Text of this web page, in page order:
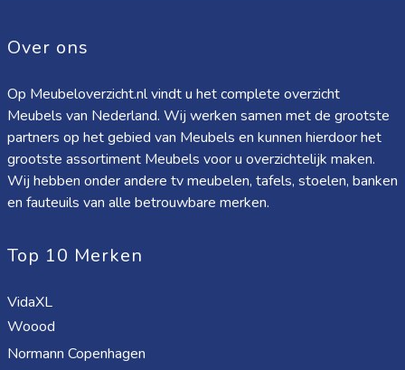
Over ons
Op Meubeloverzicht.nl vindt u het complete overzicht
Meubels van Nederland. Wij werken samen met de grootste
partners op het gebied van Meubels en kunnen hierdoor het
grootste assortiment Meubels voor u overzichtelijk maken.
Wij hebben onder andere tv meubelen, tafels, stoelen, banken
en fauteuils van alle betrouwbare merken.
Top 10 Merken
VidaXL
Woood
Normann Copenhagen